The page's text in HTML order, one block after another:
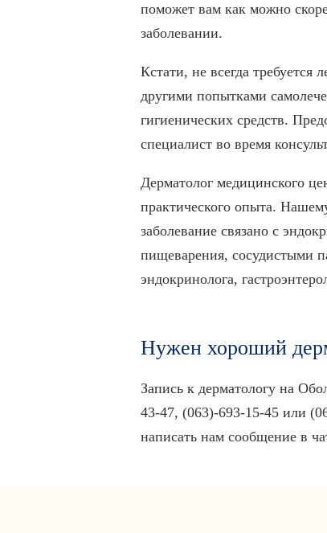
поможет вам как можно
заболевании.
Кстати, не всегда требуется
другими попытками
гигиенических средств.
специалист во время
Дерматолог медицинского
практического опыта.
заболевание связано с
пищеварения, сосудистыми
эндокринолога,
Нужен хороший
Запись к дерматологу на
43-47, (063)-693-15-45 или
написать нам сообщение в